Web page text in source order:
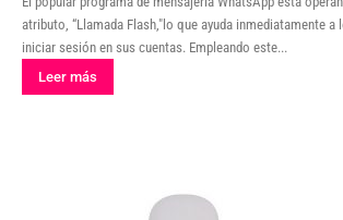
atributo, “Llamada Flash,"lo que ayuda inmediatamente
iniciar sesión en sus cuentas. Empleando este...
Leer más